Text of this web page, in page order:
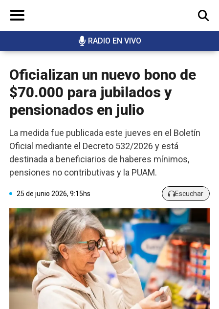
RADIO EN VIVO
BUSCAR
Oficializan un nuevo bono de
$70.000 para jubilados y
pensionados en julio
La medida fue publicada este jueves en el Boletín
Oficial mediante el Decreto 532/2026 y está
destinada a beneficiarios de haberes mínimos,
pensiones no contributivas y la PUAM.
25 de junio 2026, 9:15hs Escuchar